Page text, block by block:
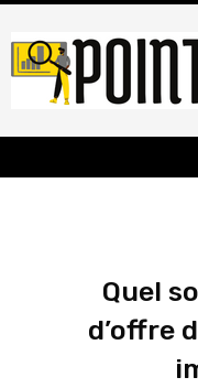
Quel
d’offre